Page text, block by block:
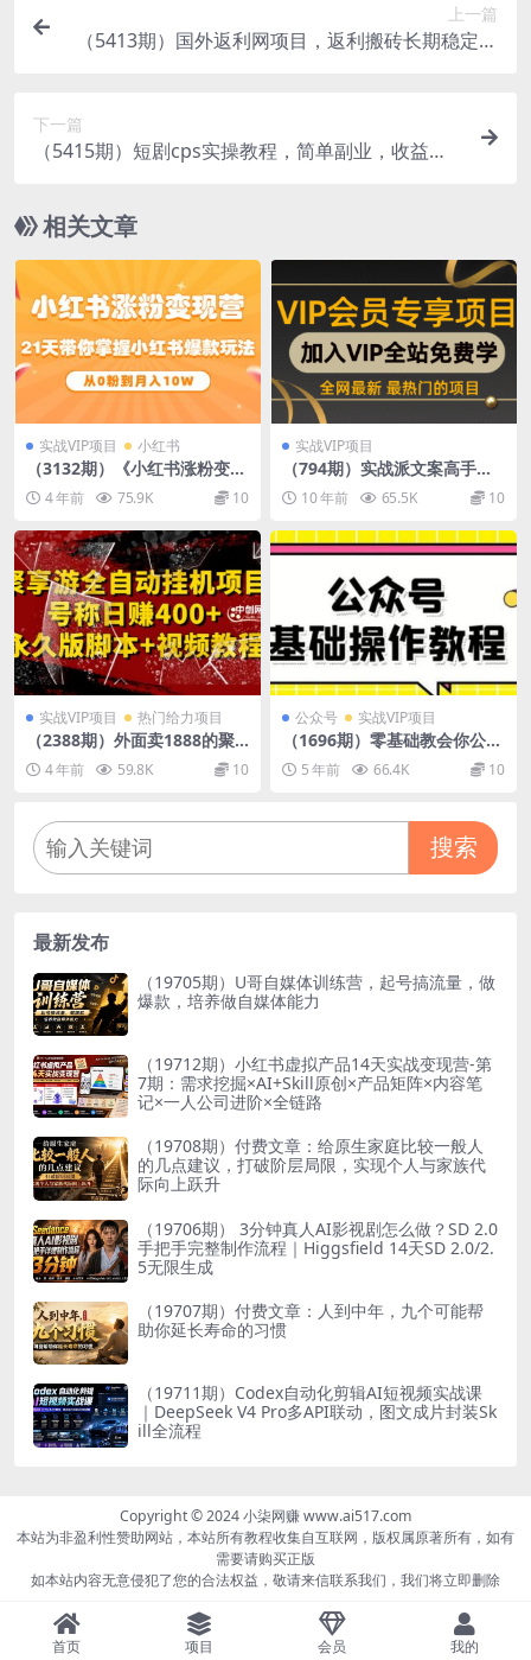
上一篇
（5413期）国外返利网项目，返利搬砖长期稳定，
下一篇
（5415期）短剧cps实操教程，简单副业，收益稳
相关文章
实战VIP项目 小红书
（3132期）《小红书涨粉变现
营》21天带你掌握小红书爆款
玩法 从0粉到月入10W
4 年前 75.9K 10
实战VIP项目
（794期）实战派文案高手揭
晓：魔力营销文案整套写作秘
笈，成为月入30000元的文案
达人
10 年前 65.5K 10
实战VIP项目 热门给力项目
（2388期）外面卖1888的聚
享游全自动挂机项目，号称日
赚400+【永久版脚本+视频教
4 年前 59.8K 10
公众号 实战VIP项目
（1696期）零基础教会你公众
号平台搭建、图文编辑、菜单
设置等基础操作视频教程
5 年前 66.4K 10
搜索
最新发布
（19705期）U哥自媒体训练营，起号搞流量，做
爆款，培养做自媒体能力
（19712期）小红书虚拟产品14天实战变现营-第
7期：需求挖掘×AI+Skill原创×产品矩阵×内容笔
记×一人公司进阶×全链路
（19708期）付费文章：给原生家庭比较一般人
的几点建议，打破阶层局限，实现个人与家族代
际向上跃升
（19706期） 3分钟真人AI影视剧怎么做？SD 2.0
手把手完整制作流程｜Higgsfield 14天SD 2.0/2.
5无限生成
（19707期）付费文章：人到中年，九个可能帮
助你延长寿命的习惯
（19711期）Codex自动化剪辑AI短视频实战课
｜DeepSeek V4 Pro多API联动，图文成片封装Sk
ill全流程
Copyright © 2024 小柒网赚 www.ai517.com
本站为非盈利性赞助网站，本站所有教程收集自互联网，版权属原著所有，如有
需要请购买正版
如本站内容无意侵犯了您的合法权益，敬请来信联系我们，我们将立即删除
首页 项目 会员 我的